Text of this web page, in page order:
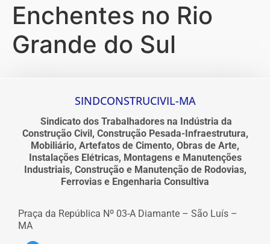
Enchentes no Rio
Grande do Sul
SINDCONSTRUCIVIL-MA
Sindicato dos Trabalhadores na Indústria da
Construção Civil, Construção Pesada-Infraestrutura,
Mobiliário, Artefatos de Cimento, Obras de Arte,
Instalações Elétricas, Montagens e Manutenções
Industriais, Construção e Manutenção de Rodovias,
Ferrovias e Engenharia Consultiva
Praça da República Nº 03-A Diamante – São Luís –
MA